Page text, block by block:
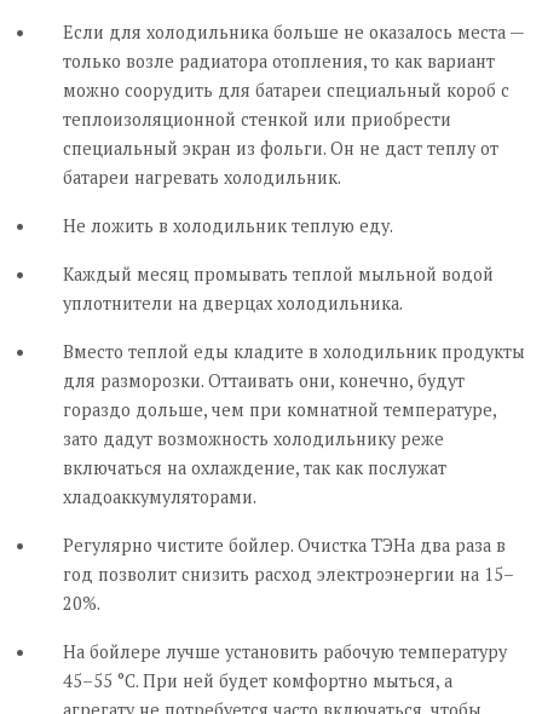
Если для холодильника больше не оказалось места —
только возле радиатора отопления, то как вариант
можно соорудить для батареи специальный короб с
теплоизоляционной стенкой или приобрести
специальный экран из фольги. Он не даст теплу от
батареи нагревать холодильник.
Не ложить в холодильник теплую еду.
Каждый месяц промывать теплой мыльной водой
уплотнители на дверцах холодильника.
Вместо теплой еды кладите в холодильник продукты
для разморозки. Оттаивать они, конечно, будут
гораздо дольше, чем при комнатной температуре,
зато дадут возможность холодильнику реже
включаться на охлаждение, так как послужат
хладоаккумуляторами.
Регулярно чистите бойлер. Очистка ТЭНа два раза в
год позволит снизить расход электроэнергии на 15–
20%.
На бойлере лучше установить рабочую температуру
45–55 °С. При ней будет комфортно мыться, а